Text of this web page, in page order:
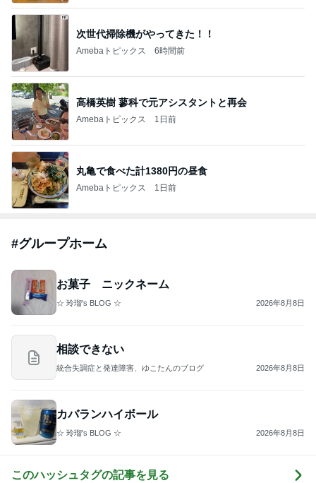
次世代掃除機がやってきた！！
Amebaトピックス 6時間前
高橋英樹 蓼科で元アシスタントと再会
Amebaトピックス 1日前
丸亀で食べた計1380円の昼食
Amebaトピックス 1日前
#グループホーム
お菓子 ニックネーム
☆ 玲瑠's BLOG ☆ 2026年8月8日
相談できない
統合失調症と発達障害、ゆこたんのブログ 2026年8月8日
カバランハイボール
☆ 玲瑠's BLOG ☆ 2026年8月8日
このハッシュタグの記事を見る